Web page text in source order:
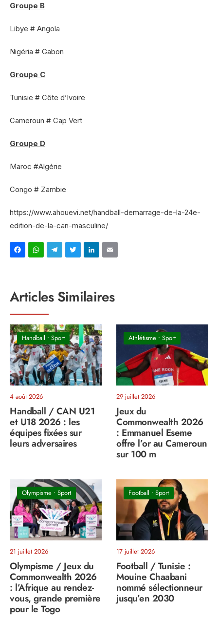
Groupe B
Libye # Angola
Nigéria # Gabon
Groupe C
Tunisie # Côte d’Ivoire
Cameroun # Cap Vert
Groupe D
Maroc #Algérie
Congo # Zambie
https://www.ahouevi.net/handball-demarrage-de-la-24e-
edition-de-la-can-masculine/
Facebook
WhatsApp
Telegram
Twitter
LinkedIn
Articles Similaires
Handball • Sport
4 août 2026
Handball / CAN U21
et U18 2026 : les
équipes fixées sur
leurs adversaires
Athlétisme • Sport
29 juillet 2026
Jeux du
Commonwealth 2026
: Emmanuel Eseme
offre l’or au Cameroun
sur 100 m
Olympisme • Sport
21 juillet 2026
Olympisme / Jeux du
Commonwealth 2026
: l’Afrique au rendez-
vous, grande première
pour le Togo
Football • Sport
17 juillet 2026
Football / Tunisie :
Mouine Chaabani
nommé sélectionneur
jusqu’en 2030